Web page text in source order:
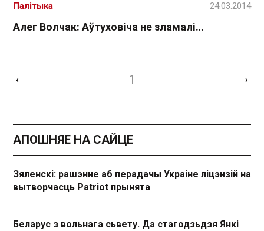
Алег Волчак: Аўтуховіча не зламалі…
Палітыка 24.03.2014
‹ 1 ›
АПОШНЯЕ НА САЙЦЕ
Зяленскі: рашэнне аб перадачы Украіне ліцэнзій на
вытворчасць Patriot прынята
Беларус з вольнага сьвету. Да стагодзьдзя Янкі